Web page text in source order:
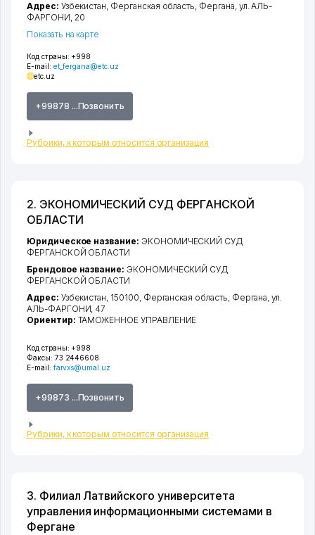
Код страны: +998
E-mail: et_fergana@etc.uz
etc.uz
+99878 ...Позвонить
Рубрики, к которым относится организация
Адрес: Узбекистан, Ферганская область, Фергана, ул. АЛЬ-
ФАРГОНИ, 20
Показать на карте
2. ЭКОНОМИЧЕСКИЙ СУД ФЕРГАНСКОЙ
ОБЛАСТИ
Код страны: +998
Факсы: 73 2446608
E-mail: farvxs@umal.uz
+99873 ...Позвонить
Рубрики, к которым относится организация
Юридическое название: ЭКОНОМИЧЕСКИЙ СУД
ФЕРГАНСКОЙ ОБЛАСТИ
Брендовое название: ЭКОНОМИЧЕСКИЙ СУД
ФЕРГАНСКОЙ ОБЛАСТИ
Адрес: Узбекистан, 150100, Ферганская область, Фергана,ул.
АЛЬ-ФАРГОНИ, 47
Ориентир: ТАМОЖЕННОЕ УПРАВЛЕНИЕ
3. Филиал Латвийского университета
управления информационными системами в
Фергане